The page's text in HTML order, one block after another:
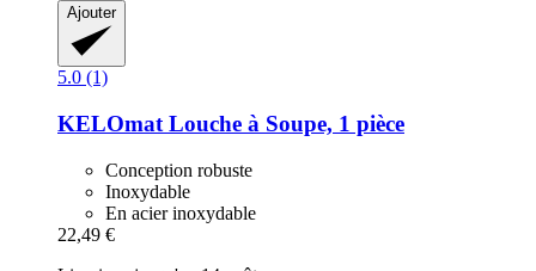
Ajouter
5.0 (1)
KELOmat Louche à Soupe, 1 pièce
Conception robuste
Inoxydable
En acier inoxydable
22,49 €